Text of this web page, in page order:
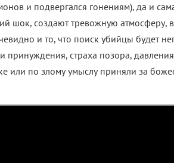
и подвергался гонениям), да и
шок, создают тревожную атмосферу,
и то, что поиск убийцы будет
принуждения, страха позора,
или по злому умыслу приняли за